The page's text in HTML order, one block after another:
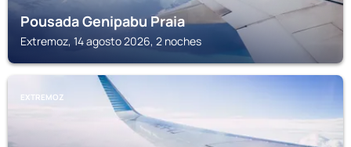
Pousada Genipabu Praia
Extremoz, 14 agosto 2026, 2 noches
EXTREMOZ